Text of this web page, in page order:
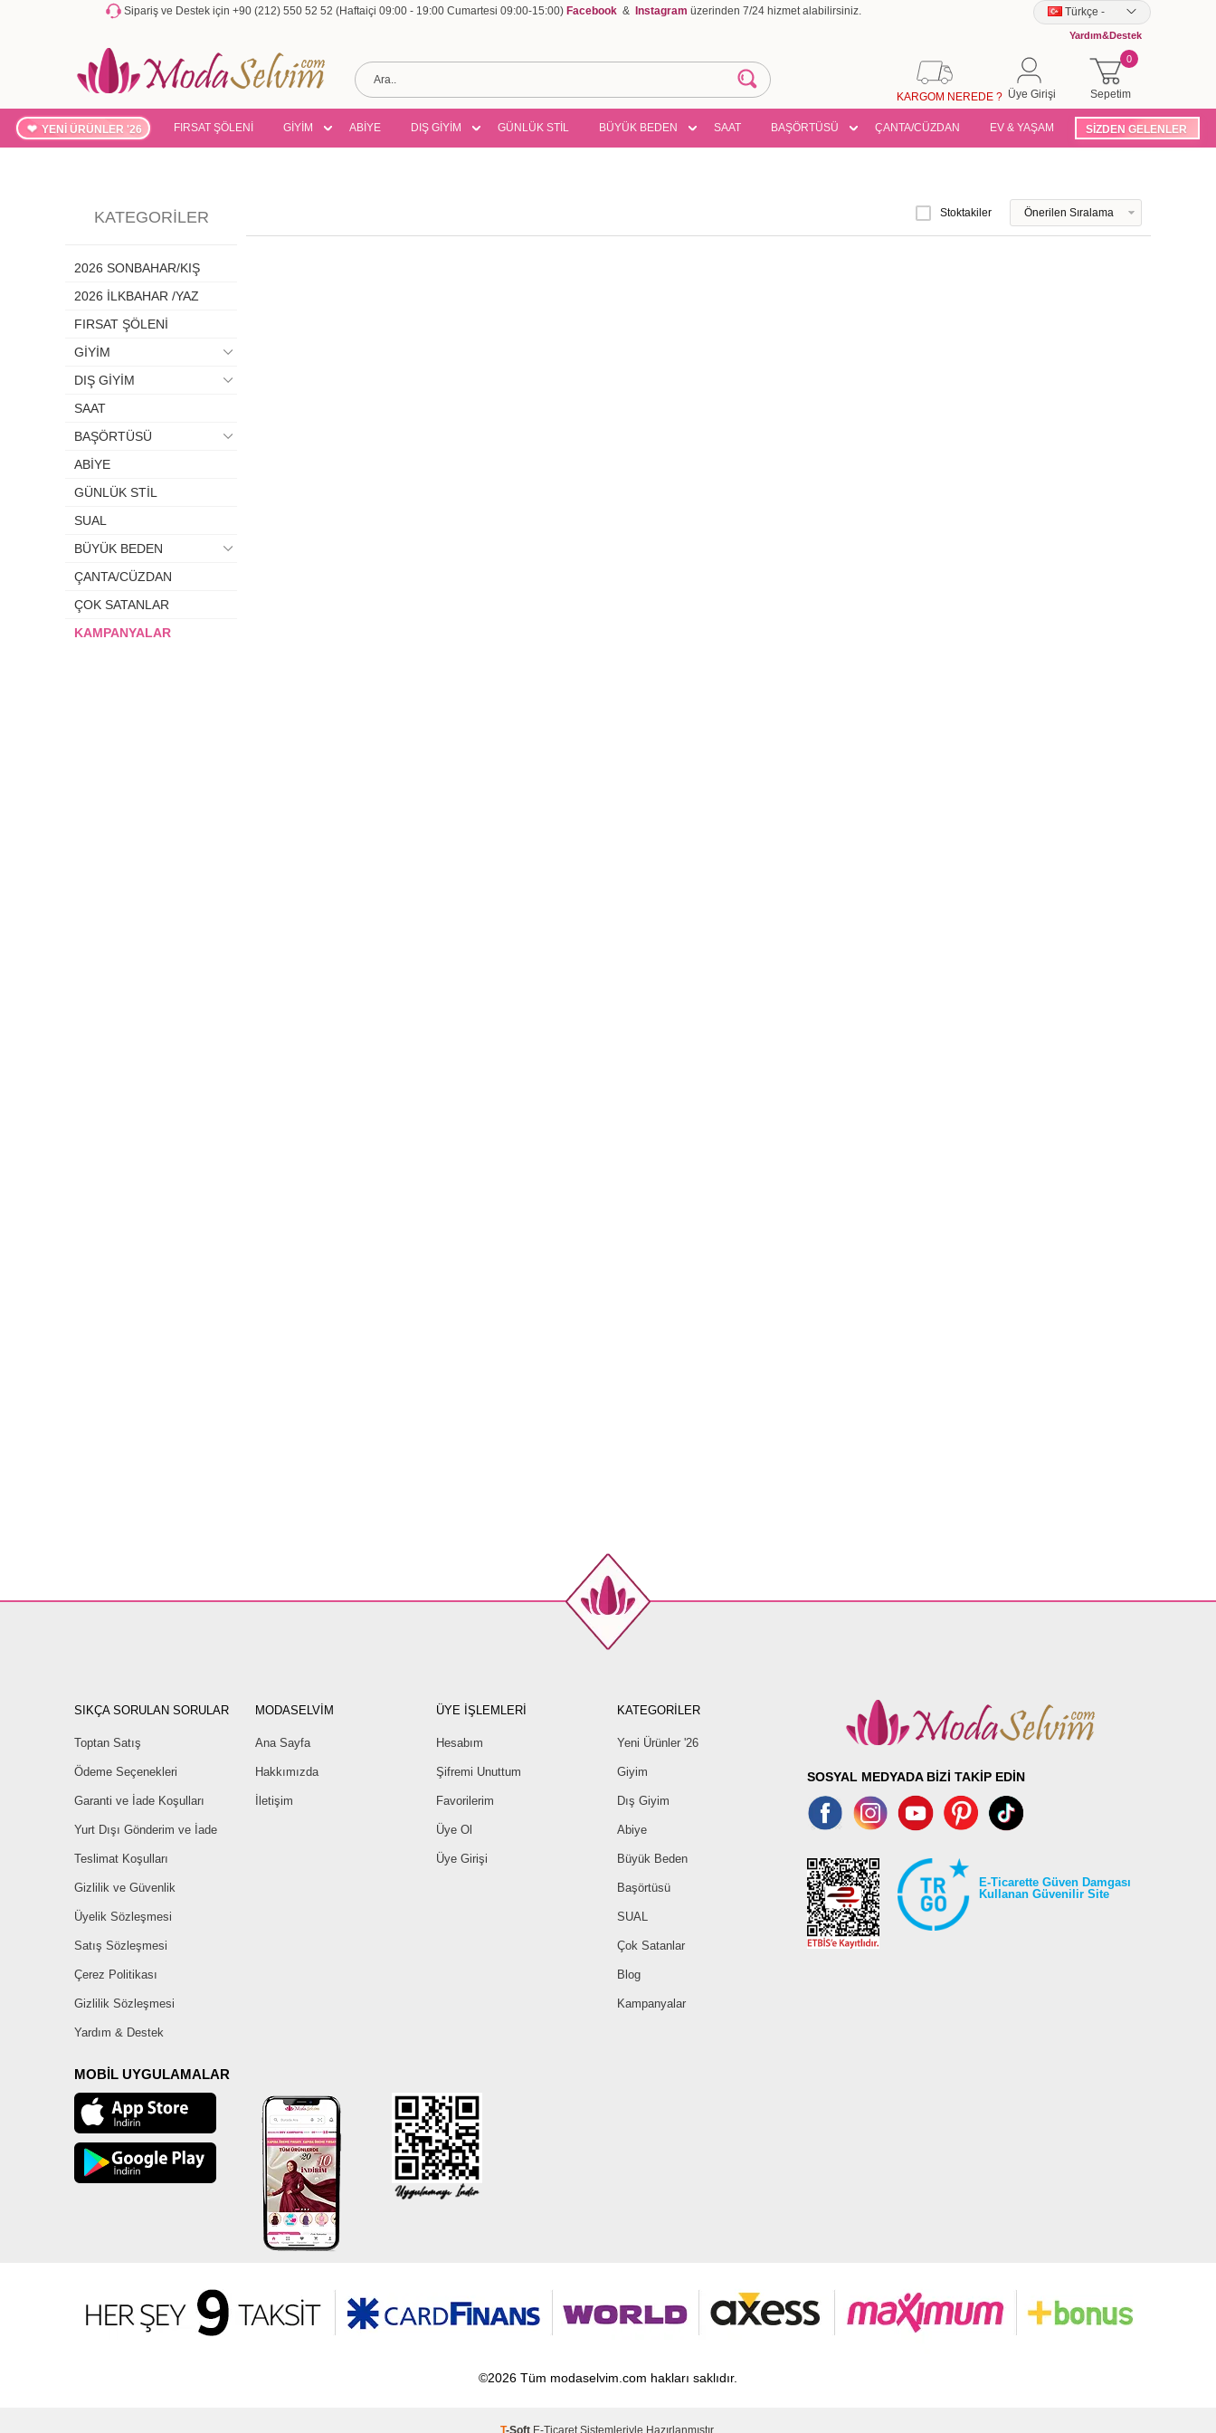
Sipariş ve Destek için +90 (212) 550 52 52 (Haftaiçi 09:00 - 19:00 Cumartesi 09:00-15:00) Facebook & Instagram üzerinden 7/24 hizmet alabilirsiniz. Türkçe -
Yardım&Destek
Sepetim
0
Üye Girişi
KARGOM NEREDE ?
YENİ ÜRÜNLER '26 FIRSAT ŞÖLENİ GİYİM ABİYE DIŞ GİYİM GÜNLÜK STİL BÜYÜK BEDEN SAAT BAŞÖRTÜSÜ ÇANTA/CÜZDAN EV & YAŞAM SİZDEN GELENLER
KATEGORILER
2026 SONBAHAR/KIŞ
2026 İLKBAHAR /YAZ
FIRSAT ŞÖLENİ
GİYİM
DIŞ GİYİM
SAAT
BAŞÖRTÜSÜ
ABİYE
GÜNLÜK STİL
SUAL
BÜYÜK BEDEN
ÇANTA/CÜZDAN
ÇOK SATANLAR
KAMPANYALAR
Stoktakiler
SIKÇA SORULAN SORULAR
Toptan Satış
Ödeme Seçenekleri
Garanti ve İade Koşulları
Yurt Dışı Gönderim ve İade
Teslimat Koşulları
Gizlilik ve Güvenlik
Üyelik Sözleşmesi
Satış Sözleşmesi
Çerez Politikası
Gizlilik Sözleşmesi
Yardım & Destek
MODASELVİM
Ana Sayfa
Hakkımızda
İletişim
ÜYE İŞLEMLERİ
Hesabım
Şifremi Unuttum
Favorilerim
Üye Ol
Üye Girişi
KATEGORİLER
Yeni Ürünler '26
Giyim
Dış Giyim
Abiye
Büyük Beden
Başörtüsü
SUAL
Çok Satanlar
Blog
Kampanyalar
MOBİL UYGULAMALAR
SOSYAL MEDYADA BİZİ TAKİP EDİN
E-Ticarette Güven Damgası
Kullanan Güvenilir Site
©2026 Tüm modaselvim.com hakları saklıdır.
T-Soft E-Ticaret Sistemleriyle Hazırlanmıştır.